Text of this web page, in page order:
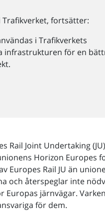
fortsätter:
i Trafikverkets
infrastrukturen för en
Joint Undertaking
Horizon Europes
Rail JU än
och återspeglar inte
järnvägar.
för dem.